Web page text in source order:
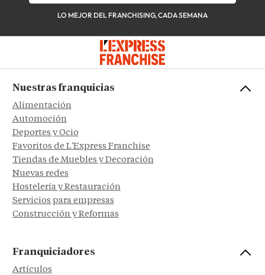
LO MEJOR DEL FRANCHISING, CADA SEMANA
Nuestras franquicias
Alimentación
Automoción
Deportes y Ocio
Favoritos de L'Express Franchise
Tiendas de Muebles y Decoración
Nuevas redes
Hostelería y Restauración
Servicios para empresas
Construcción y Reformas
Franquiciadores
Artículos